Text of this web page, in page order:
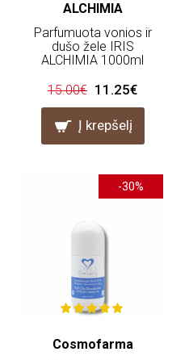
ALCHIMIA
Parfumuota vonios ir
dušo žele IRIS
ALCHIMIA 1000ml
15.00€ 11.25€
Į krepšelį
-30%
Cosmofarma